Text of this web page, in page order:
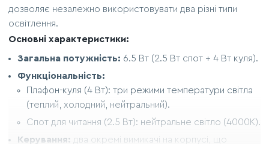
дозволяє незалежно використовувати два різні типи
освітлення.
Основні характеристики:
Загальна потужність: 6.5 Вт (2.5 Вт спот + 4 Вт куля).
Функціональність:
Плафон-куля (4 Вт): три режими температури світла
(теплий, холодний, нейтральний).
Спот для читання (2.5 Вт): нейтральне світло (4000K).
Керування: два окремі вимикачі на корпусі, що